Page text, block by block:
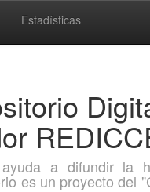
Estadísticas
a difundir la
es un proyecto del